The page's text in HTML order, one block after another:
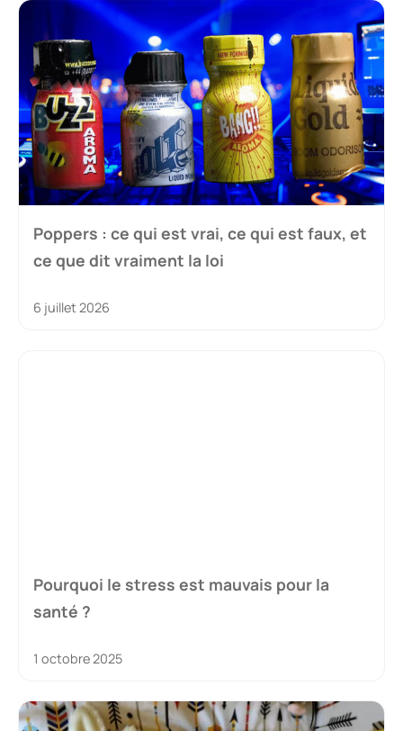
Poppers : ce qui est vrai, ce qui est faux, et
ce que dit vraiment la loi
6 juillet 2026
Pourquoi le stress est mauvais pour la
santé ?
1 octobre 2025